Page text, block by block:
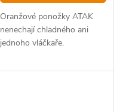
Oranžové ponožky ATAK
nenechají chladného ani
jednoho vláčkaře.